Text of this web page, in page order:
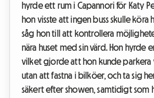
hyrde ett rum i Capannori för Katy
hon visste att ingen buss skulle
såg hon till att kontrollera
nära huset med sin värd. Hon hyrde
vilket gjorde att hon kunde parkera
utan att fastna i bilköer, och ta sig
säkert efter showen, samtidigt som